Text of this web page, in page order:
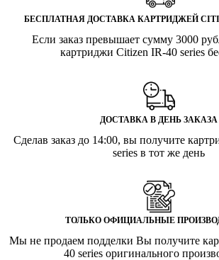
БЕСПЛАТНАЯ ДОСТАВКА КАРТРИДЖЕЙ
Если заказ превышает сумму 3000
картриджи Citizen IR-40 series
ДОСТАВКА В ДЕНЬ ЗАКАЗА
Сделав заказ до 14:00, вы получите
series в тот же день
ТОЛЬКО ОФИЦИАЛЬНЫЕ
Мы не продаем подделки Вы получите
40 series оригинального